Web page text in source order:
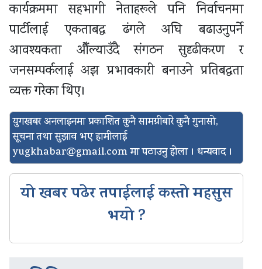
कार्यक्रममा सहभागी नेताहरूले पनि निर्वाचनमा
पार्टीलाई एकताबद्ध ढंगले अघि बढाउनुपर्ने
आवश्यकता औँल्याउँदै संगठन सुदृढीकरण र
जनसम्पर्कलाई अझ प्रभावकारी बनाउने प्रतिबद्धता
व्यक्त गरेका थिए।
युगखबर अनलाइनमा प्रकाशित कुनै सामग्रीबारे कुनै गुनासो,
सूचना तथा सुझाव भए हामीलाई
yugkhabar@gmail.comमा पठाउनु होला । धन्यवाद ।
यो खबर पढेर तपाईलाई कस्तो महसुस
भयो ?